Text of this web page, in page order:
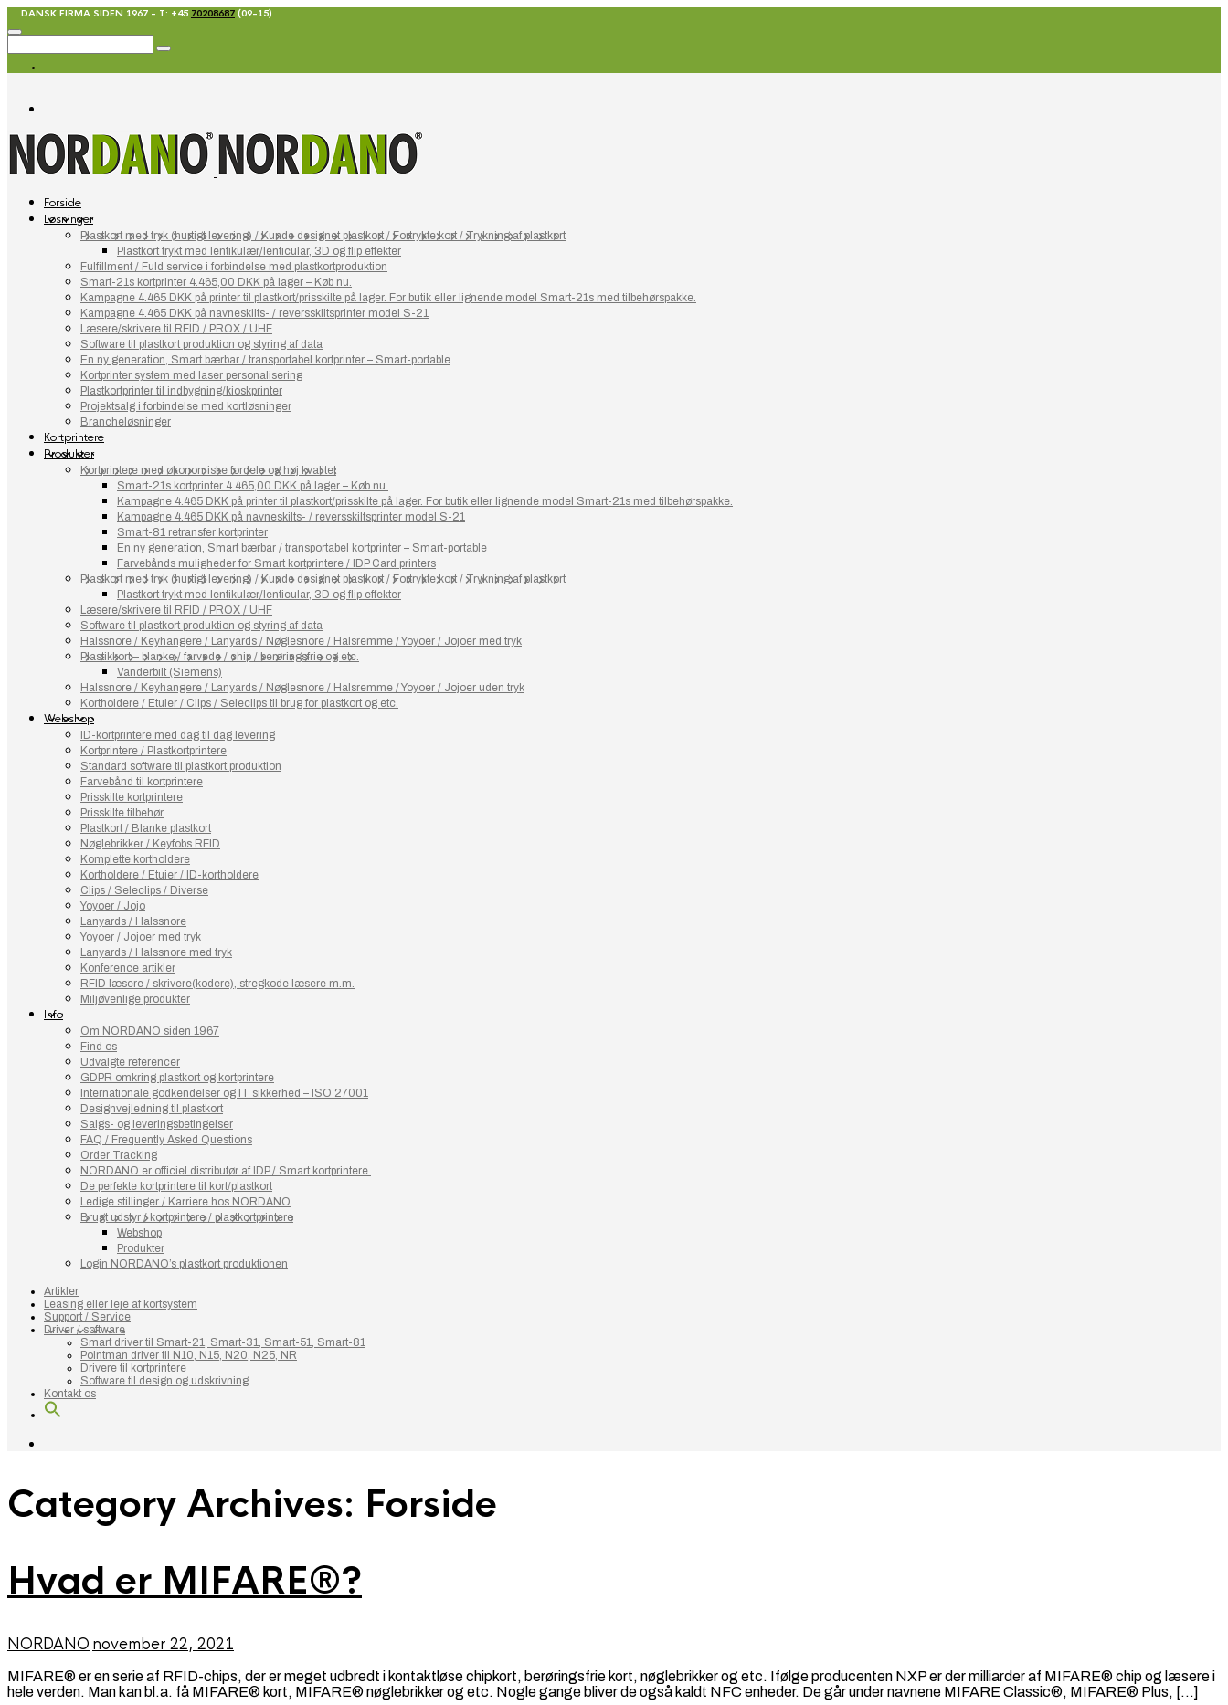
DANSK FIRMA SIDEN 1967 - T: +45 70208687 (09-15)
Forside
Løsninger
Plastkort med tryk (hurtigt levering) / Kunde designet plastkort / Fortrykte kort / Trykning af plastkort
Plastkort trykt med lentikulær/lenticular, 3D og flip effekter
Fulfillment / Fuld service i forbindelse med plastkortproduktion
Smart-21s kortprinter 4.465,00 DKK på lager – Køb nu.
Kampagne 4.465 DKK på printer til plastkort/prisskilte på lager. For butik eller lignende model Smart-21s med tilbehørspakke.
Kampagne 4.465 DKK på navneskilts- / reversskiltsprinter model S-21
Læsere/skrivere til RFID / PROX / UHF
Software til plastkort produktion og styring af data
En ny generation, Smart bærbar / transportabel kortprinter – Smart-portable
Kortprinter system med laser personalisering
Plastkortprinter til indbygning/kioskprinter
Projektsalg i forbindelse med kortløsninger
Brancheløsninger
Kortprintere
Produkter
Kortprintere med økonomiske fordele og høj kvalitet
Smart-21s kortprinter 4.465,00 DKK på lager – Køb nu.
Kampagne 4.465 DKK på printer til plastkort/prisskilte på lager. For butik eller lignende model Smart-21s med tilbehørspakke.
Kampagne 4.465 DKK på navneskilts- / reversskiltsprinter model S-21
Smart-81 retransfer kortprinter
En ny generation, Smart bærbar / transportabel kortprinter – Smart-portable
Farvebånds muligheder for Smart kortprintere / IDP Card printers
Plastkort med tryk (hurtigt levering) / Kunde designet plastkort / Fortrykte kort / Trykning af plastkort
Plastkort trykt med lentikulær/lenticular, 3D og flip effekter
Læsere/skrivere til RFID / PROX / UHF
Software til plastkort produktion og styring af data
Halssnore / Keyhangere / Lanyards / Nøglesnore / Halsremme / Yoyoer / Jojoer med tryk
Plastikkort – blanke / farvede / chip / berøringsfrie og etc.
Vanderbilt (Siemens)
Halssnore / Keyhangere / Lanyards / Nøglesnore / Halsremme / Yoyoer / Jojoer uden tryk
Kortholdere / Etuier / Clips / Seleclips til brug for plastkort og etc.
Webshop
ID-kortprintere med dag til dag levering
Kortprintere / Plastkortprintere
Standard software til plastkort produktion
Farvebånd til kortprintere
Prisskilte kortprintere
Prisskilte tilbehør
Plastkort / Blanke plastkort
Nøglebrikker / Keyfobs RFID
Komplette kortholdere
Kortholdere / Etuier / ID-kortholdere
Clips / Seleclips / Diverse
Yoyoer / Jojo
Lanyards / Halssnore
Yoyoer / Jojoer med tryk
Lanyards / Halssnore med tryk
Konference artikler
RFID læsere / skrivere(kodere), stregkode læsere m.m.
Miljøvenlige produkter
Info
Om NORDANO siden 1967
Find os
Udvalgte referencer
GDPR omkring plastkort og kortprintere
Internationale godkendelser og IT sikkerhed – ISO 27001
Designvejledning til plastkort
Salgs- og leveringsbetingelser
FAQ / Frequently Asked Questions
Order Tracking
NORDANO er officiel distributør af IDP / Smart kortprintere.
De perfekte kortprintere til kort/plastkort
Ledige stillinger / Karriere hos NORDANO
Brugt udstyr / kortprintere / plastkortprintere
Webshop
Produkter
Login NORDANO’s plastkort produktionen
Artikler
Leasing eller leje af kortsystem
Support / Service
Driver / software
Smart driver til Smart-21, Smart-31, Smart-51, Smart-81
Pointman driver til N10, N15, N20, N25, NR
Drivere til kortprintere
Software til design og udskrivning
Kontakt os
Category Archives: Forside
Hvad er MIFARE®?
NORDANO november 22, 2021
MIFARE® er en serie af RFID-chips, der er meget udbredt i kontaktløse chipkort, berøringsfrie kort, nøglebrikker og etc. Ifølge producenten NXP er der milliarder af MIFARE® chip og læsere i
hele verden. Man kan bl.a. få MIFARE® kort, MIFARE® nøglebrikker og etc. Nogle gange bliver de også kaldt NFC enheder. De går under navnene MIFARE Classic®, MIFARE® Plus, […]